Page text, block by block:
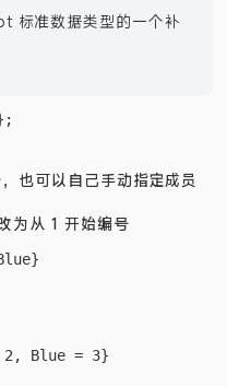
标准数据类型的一个补
也可以自己手动指定成员
为从 1 开始编号
2, Blue = 3}